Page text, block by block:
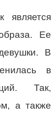
является
Ее
В
в
Так,
а также